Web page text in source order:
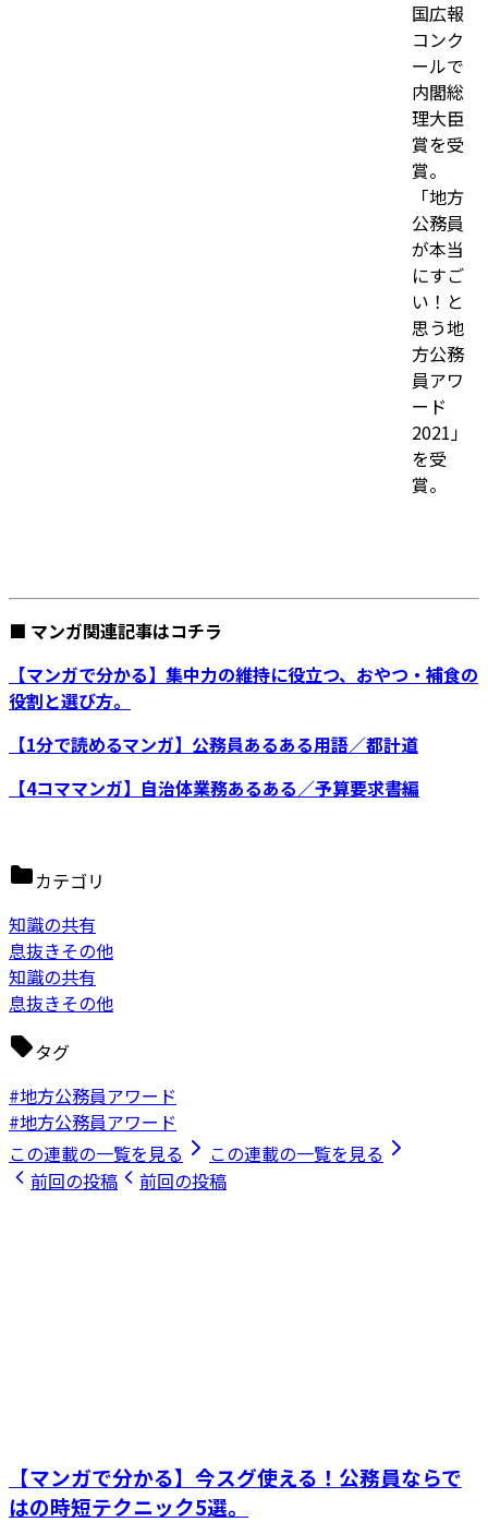
国広報
コンク
ールで
内閣総
理大臣
賞を受
賞。
「地方
公務員
が本当
にすご
い！と
思う地
方公務
員アワ
ード
2021」
を受
賞。
■ マンガ関連記事はコチラ
【マンガで分かる】集中力の維持に役立つ、おやつ・補食の
役割と選び方。
【1分で読めるマンガ】公務員あるある用語／都計道
【4コママンガ】自治体業務あるある／予算要求書編
カテゴリ
知識の共有
息抜きその他
知識の共有
息抜きその他
タグ
#地方公務員アワード
#地方公務員アワード
この連載の一覧を見る
この連載の一覧を見る
前回の投稿
前回の投稿
【マンガで分かる】今スグ使える！公務員ならで
はの時短テクニック5選。